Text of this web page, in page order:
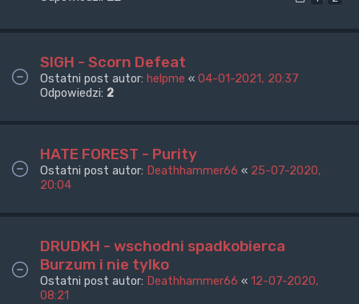
SIGH - Scorn Defeat
Ostatni post autor: helpme « 04-01-2021, 20:37
Odpowiedzi: 2
HATE FOREST - Purity
Ostatni post autor: Deathhammer66 « 25-07-2020,
20:04
DRUDKH - wschodni spadkobierca
Burzum i nie tylko
Ostatni post autor: Deathhammer66 « 12-07-2020,
08:21